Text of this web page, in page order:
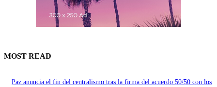
MOST READ
Paz anuncia el fin del centralismo tras la firma del acuerdo 50/50 con los